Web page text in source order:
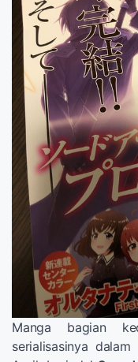
Manga bagian
serialisasinya